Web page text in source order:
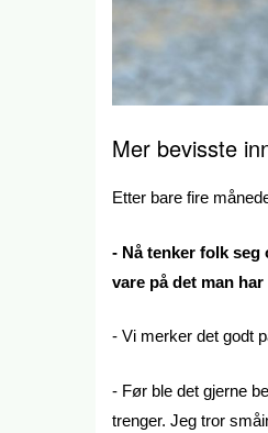
Mer bevisste
Etter bare fire
- Nå tenker folk
vare på det man
- Vi merker det godt
- Før ble det gjerne
trenger. Jeg tror